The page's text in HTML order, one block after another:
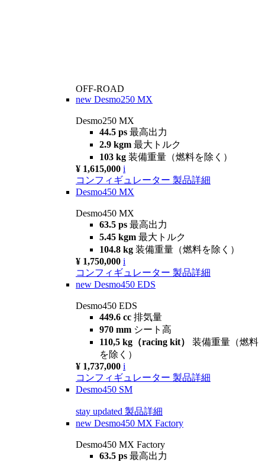
OFF-ROAD
new Desmo250 MX
Desmo250 MX
44.5 ps 最高出力
2.9 kgm 最大トルク
103 kg 装備重量（燃料を除く）
¥ 1,615,000 i
コンフィギュレーター 製品詳細
Desmo450 MX
Desmo450 MX
63.5 ps 最高出力
5.45 kgm 最大トルク
104.8 kg 装備重量（燃料を除く）
¥ 1,750,000 i
コンフィギュレーター 製品詳細
new Desmo450 EDS
Desmo450 EDS
449.6 cc 排気量
970 mm シート高
110,5 kg（racing kit） 装備重量（燃料
を除く）
¥ 1,737,000 i
コンフィギュレーター 製品詳細
Desmo450 SM
stay updated 製品詳細
new Desmo450 MX Factory
Desmo450 MX Factory
63.5 ps 最高出力